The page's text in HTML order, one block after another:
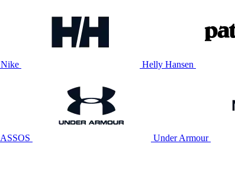
Nike Helly Hansen
ASSOS Under Armour